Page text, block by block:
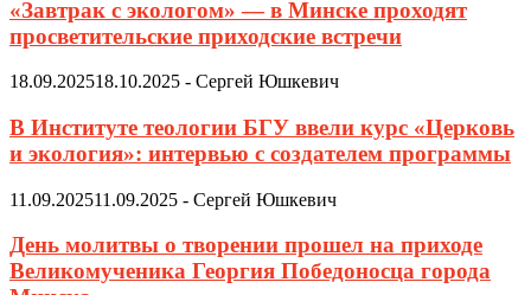
«Завтрак с экологом» — в Минске проходят
просветительские приходские встречи
18.09.202518.10.2025 - Сергей Юшкевич
В Институте теологии БГУ ввели курс «Церковь
и экология»: интервью с создателем программы
11.09.202511.09.2025 - Сергей Юшкевич
День молитвы о творении прошел на приходе
Великомученика Георгия Победоносца города